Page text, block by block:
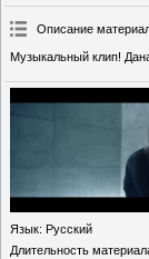
Описание
Музыкальный клип!
Язык: Русский
Длительность